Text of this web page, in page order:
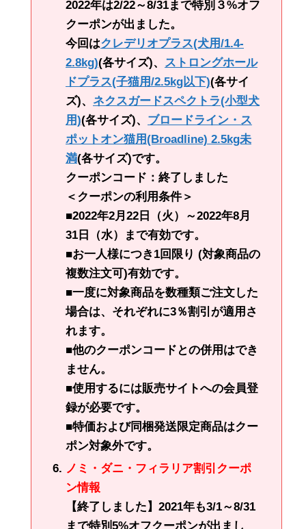
2022年は2/22～8/31まで特別３%オフ
クーポンが出ました。
今回はクレデリオプラス(犬用/1.4-
2.8kg)(各サイズ)、 ストロングホール
ドプラス(子猫用/2.5kg以下)(各サイ
ズ)、 ネクスガードスペクトラ(小型犬
用)(各サイズ)、 ブロードライン・ス
ポットオン猫用(Broadline) 2.5kg未
満(各サイズ)です。
クーポンコード：終了しました
＜クーポンの利用条件＞
■2022年2月22日（火）～2022年8月
31日（水）まで有効です。
■お一人様につき1回限り (対象商品の
複数注文可)有効です。
■一度に対象商品を数種類ご注文した
場合は、それぞれに3％割引が適用さ
れます。
■他のクーポンコードとの併用はでき
ません。
■使用するには販売サイトへの会員登
録が必要です。
■特価および同梱発送限定商品はクー
ポン対象外です。
ノミ・ダニ・フィラリア割引クーポ
ン情報
【終了しました】2021年も3/1～8/31
まで特別5%オフクーポンが出まし